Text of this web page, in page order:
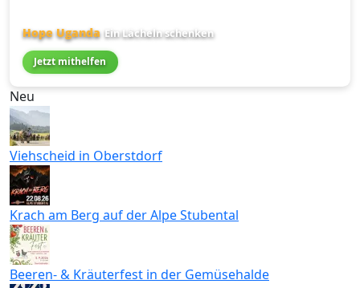
Hope Uganda Ein Lächeln schenken
Jetzt mithelfen
Neu
Viehscheid in Oberstdorf
Krach am Berg auf der Alpe Stubental
Beeren- & Kräuterfest in der Gemüsehalde